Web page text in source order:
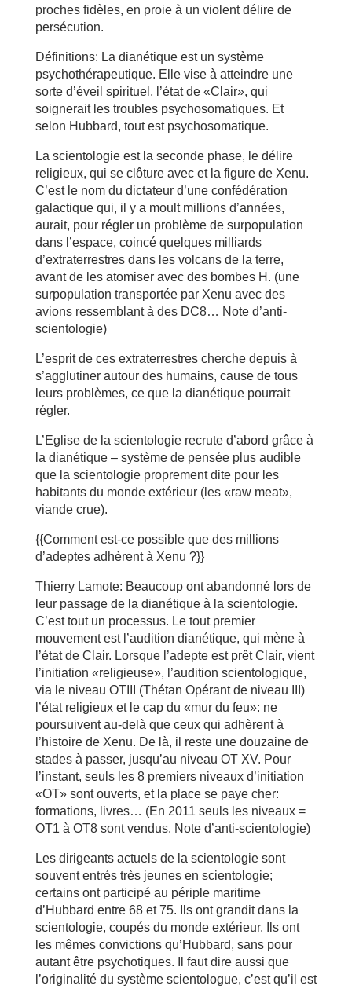
proches fidèles, en proie à un violent délire de
persécution.
Définitions: La dianétique est un système
psychothérapeutique. Elle vise à atteindre une
sorte d’éveil spirituel, l’état de «Clair», qui
soignerait les troubles psychosomatiques. Et
selon Hubbard, tout est psychosomatique.
La scientologie est la seconde phase, le délire
religieux, qui se clôture avec et la figure de Xenu.
C’est le nom du dictateur d’une confédération
galactique qui, il y a moult millions d’années,
aurait, pour régler un problème de surpopulation
dans l’espace, coincé quelques milliards
d’extraterrestres dans les volcans de la terre,
avant de les atomiser avec des bombes H. (une
surpopulation transportée par Xenu avec des
avions ressemblant à des DC8… Note d’anti-
scientologie)
L’esprit de ces extraterrestres cherche depuis à
s’agglutiner autour des humains, cause de tous
leurs problèmes, ce que la dianétique pourrait
régler.
L’Eglise de la scientologie recrute d’abord grâce à
la dianétique – système de pensée plus audible
que la scientologie proprement dite pour les
habitants du monde extérieur (les «raw meat»,
viande crue).
{{Comment est-ce possible que des millions
d’adeptes adhèrent à Xenu ?}}
Thierry Lamote: Beaucoup ont abandonné lors de
leur passage de la dianétique à la scientologie.
C’est tout un processus. Le tout premier
mouvement est l’audition dianétique, qui mène à
l’état de Clair. Lorsque l’adepte est prêt Clair, vient
l’initiation «religieuse», l’audition scientologique,
via le niveau OTIII (Thétan Opérant de niveau III)
l’état religieux et le cap du «mur du feu»: ne
poursuivent au-delà que ceux qui adhèrent à
l’histoire de Xenu. De là, il reste une douzaine de
stades à passer, jusqu’au niveau OT XV. Pour
l’instant, seuls les 8 premiers niveaux d’initiation
«OT» sont ouverts, et la place se paye cher:
formations, livres… (En 2011 seuls les niveaux =
OT1 à OT8 sont vendus. Note d’anti-scientologie)
Les dirigeants actuels de la scientologie sont
souvent entrés très jeunes en scientologie;
certains ont participé au périple maritime
d’Hubbard entre 68 et 75. Ils ont grandit dans la
scientologie, coupés du monde extérieur. Ils ont
les mêmes convictions qu’Hubbard, sans pour
autant être psychotiques. Il faut dire aussi que
l’originalité du système scientologue, c’est qu’il est